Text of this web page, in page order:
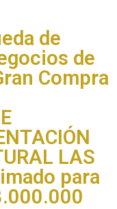
de
de
Compra
LAS
para